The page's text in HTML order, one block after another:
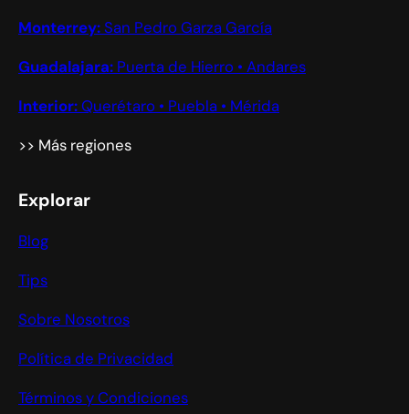
Monterrey:San Pedro Garza García
Guadalajara: Puerta de Hierro • Andares
Interior:Querétaro • Puebla • Mérida
>> Más regiones
Explorar
Blog
Tips
Sobre Nosotros
Política de Privacidad
Términos y Condiciones